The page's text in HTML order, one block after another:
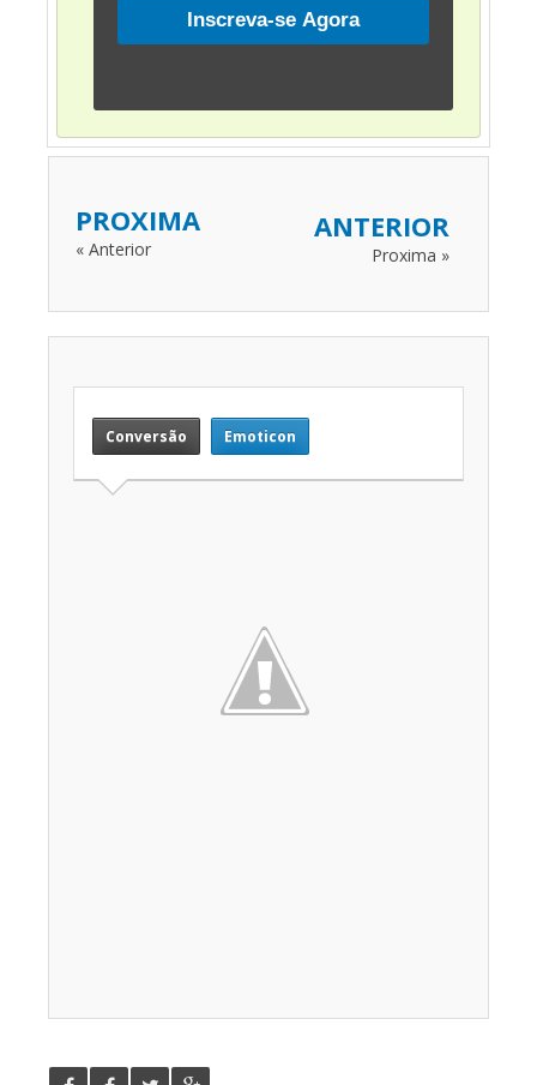
PROXIMA
« Anterior
ANTERIOR
Proxima »
Conversão Emoticon